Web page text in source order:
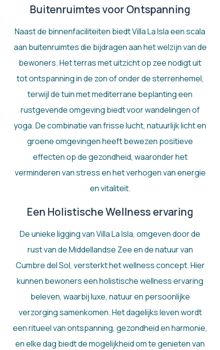
Buitenruimtes voor Ontspanning
Naast de binnenfaciliteiten biedt Villa La Isla een scala
aan buitenruimtes die bijdragen aan het welzijn van de
bewoners. Het terras met uitzicht op zee nodigt uit
tot ontspanning in de zon of onder de sterrenhemel,
terwijl de tuin met mediterrane beplanting een
rustgevende omgeving biedt voor wandelingen of
yoga. De combinatie van frisse lucht, natuurlijk licht en
groene omgevingen heeft bewezen positieve
effecten op de gezondheid, waaronder het
verminderen van stress en het verhogen van energie
en vitaliteit.
Een Holistische Wellness ervaring
De unieke ligging van Villa La Isla, omgeven door de
rust van de Middellandse Zee en de natuur van
Cumbre del Sol, versterkt het wellness concept. Hier
kunnen bewoners een holistische wellness ervaring
beleven, waarbij luxe, natuur en persoonlijke
verzorging samenkomen. Het dagelijks leven wordt
een ritueel van ontspanning, gezondheid en harmonie,
en elke dag biedt de mogelijkheid om te genieten van